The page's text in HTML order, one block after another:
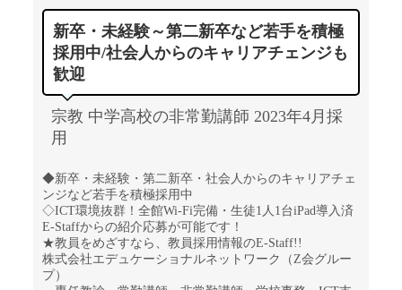
新卒・未経験～第二新卒など若手を積極
採用中/社会人からのキャリアチェンジも
歓迎
宗教 中学高校の非常勤講師 2023年4月採
用
◆新卒・未経験・第二新卒・社会人からのキャリアチェ
ンジなど若手を積極採用中
◇ICT環境抜群！全館Wi-Fi完備・生徒1人1台iPad導入済
E-Staffからの紹介応募が可能です！
★教員をめざすなら、教員採用情報のE-Staff!!
株式会社エデュケーショナルネットワーク（Z会グルー
プ）